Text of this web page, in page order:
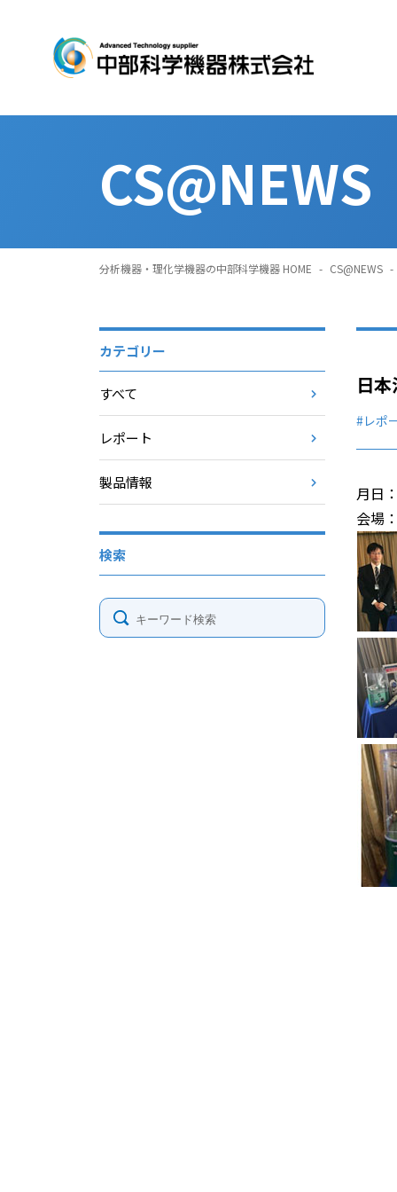
CS@NEWS
分析機器・理化学機器の中部科学機器 HOME - CS@NEWS -
日
#レポ
月日
会場
カテゴリー
すべて
レポート
製品情報
検索